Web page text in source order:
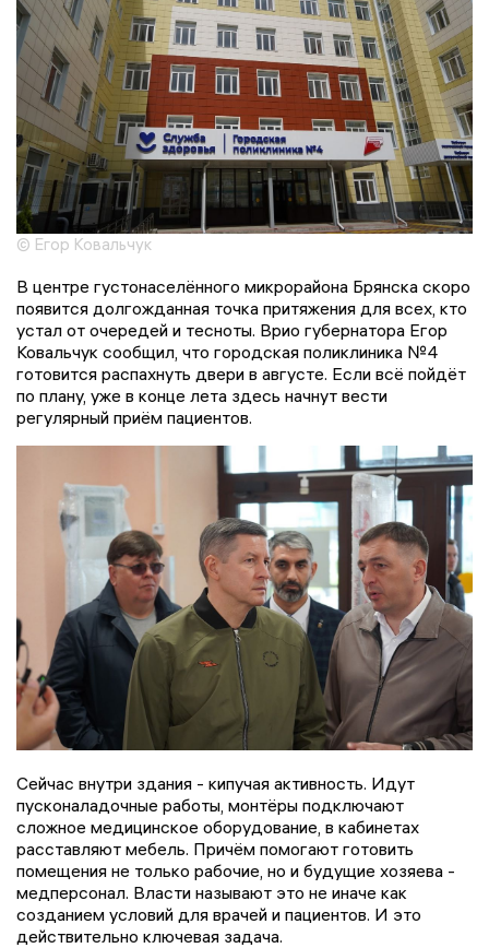
© Егор Ковальчук
В центре густонаселённого микрорайона Брянска скоро
появится долгожданная точка притяжения для всех, кто
устал от очередей и тесноты. Врио губернатора Егор
Ковальчук сообщил, что городская поликлиника №4
готовится распахнуть двери в августе. Если всё пойдёт
по плану, уже в конце лета здесь начнут вести
регулярный приём пациентов.
Сейчас внутри здания - кипучая активность. Идут
пусконаладочные работы, монтёры подключают
сложное медицинское оборудование, в кабинетах
расставляют мебель. Причём помогают готовить
помещения не только рабочие, но и будущие хозяева -
медперсонал. Власти называют это не иначе как
созданием условий для врачей и пациентов. И это
действительно ключевая задача.